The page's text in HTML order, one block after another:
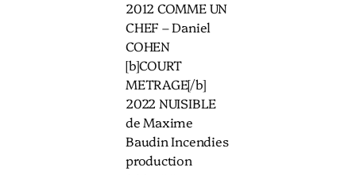
2012 COMME UN
CHEF – Daniel
COHEN
[b]COURT
METRAGE[/b]
2022 NUISIBLE
de Maxime
Baudin Incendies
production